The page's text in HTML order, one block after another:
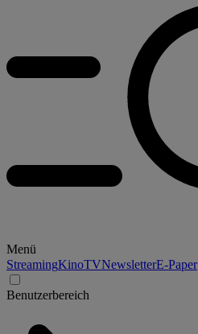
Menü
StreamingKinoTVNewsletterE-Paper
Benutzerbereich